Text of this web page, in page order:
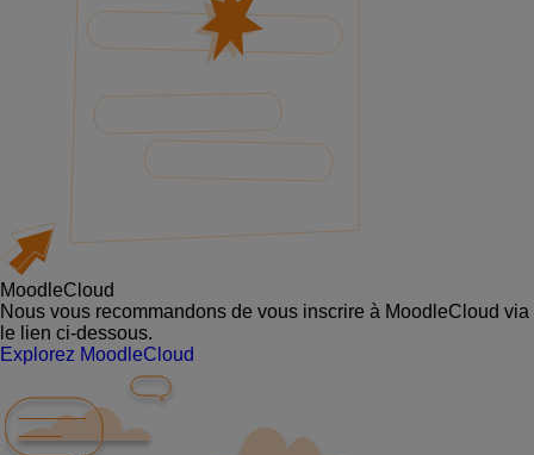
MoodleCloud
Nous vous recommandons de vous inscrire à MoodleCloud via
le lien ci-dessous.
Explorez MoodleCloud